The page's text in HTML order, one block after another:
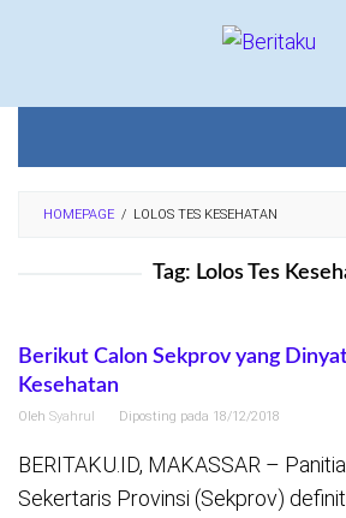
HOMEPAGE / LOLOS TES KESEHATAN
Tag: Lolos Tes
Berikut Calon Sekprov yang
Kesehatan
Oleh Syahrul Diposting pada 18/12/2018
BERITAKU.ID, MAKASSAR –
Sekertaris Provinsi (Sekprov)